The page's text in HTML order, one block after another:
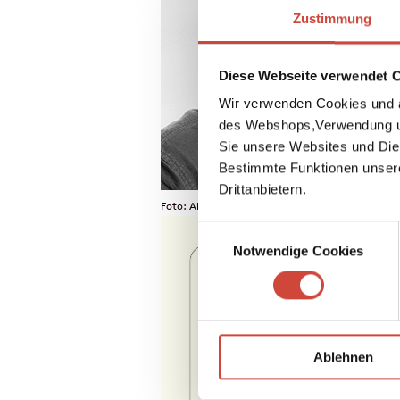
Zustimmung
Diese Webseite verwendet
Wir verwenden Cookies und
des
Sie unsere Websites und
Bestimmte Funktionen
Drittanbietern.
Notwendige Cookies
Ablehnen
Foto: Alberto Venzago / © Diogenes Verlag